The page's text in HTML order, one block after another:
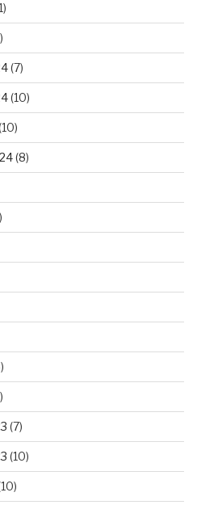
(7)
(10)
(8)
(7)
(10)